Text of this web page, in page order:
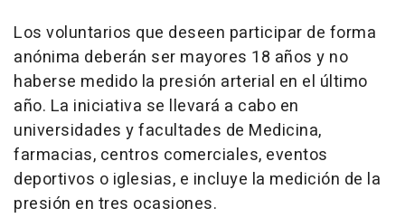
Los voluntarios que deseen participar de forma
anónima deberán ser mayores 18 años y no
haberse medido la presión arterial en el último
año. La iniciativa se llevará a cabo en
universidades y facultades de Medicina,
farmacias, centros comerciales, eventos
deportivos o iglesias, e incluye la medición de la
presión en tres ocasiones.